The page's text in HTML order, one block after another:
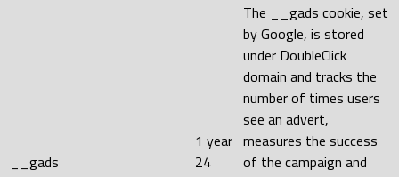
__gads
1 year
24
The __gads cookie, set
by Google, is stored
under DoubleClick
domain and tracks the
number of times users
see an advert,
measures the success
of the campaign and